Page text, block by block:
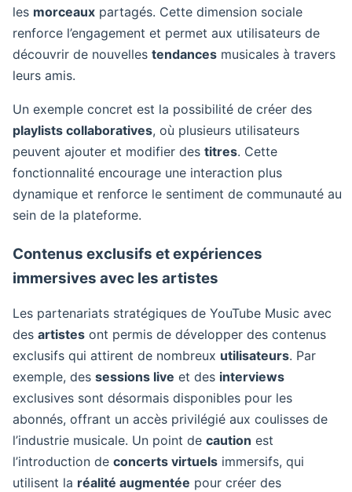
les morceaux partagés. Cette dimension sociale
renforce l’engagement et permet aux utilisateurs de
découvrir de nouvelles tendances musicales à travers
leurs amis.
Un exemple concret est la possibilité de créer des
playlists collaboratives, où plusieurs utilisateurs
peuvent ajouter et modifier des titres. Cette
fonctionnalité encourage une interaction plus
dynamique et renforce le sentiment de communauté au
sein de la plateforme.
Contenus exclusifs et expériences
immersives avec les artistes
Les partenariats stratégiques de YouTube Music avec
des artistes ont permis de développer des contenus
exclusifs qui attirent de nombreux utilisateurs. Par
exemple, des sessions live et des interviews
exclusives sont désormais disponibles pour les
abonnés, offrant un accès privilégié aux coulisses de
l’industrie musicale. Un point de caution est
l’introduction de concerts virtuels immersifs, qui
utilisent la réalité augmentée pour créer des